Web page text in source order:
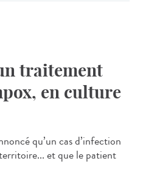
traitement
en culture
qu’un cas d’infection
et que le patient